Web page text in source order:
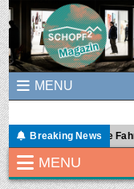
Skip to content
MENU
Ein Graswurzel-
Breaking News
bittet um alte Fahrräder
MENU